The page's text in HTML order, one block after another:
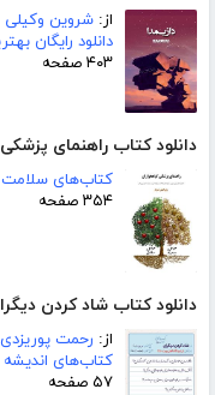
از: شروین وکیلی
دانلود رایگان
۴۰۳ صفحه
دانلود کتاب راهنمای
کتاب‌های سلامت
۳۵۴ صفحه
دانلود کتاب شاد کردن
از: رحمت پوریزدی
کتاب‌های
۵۷ صفحه